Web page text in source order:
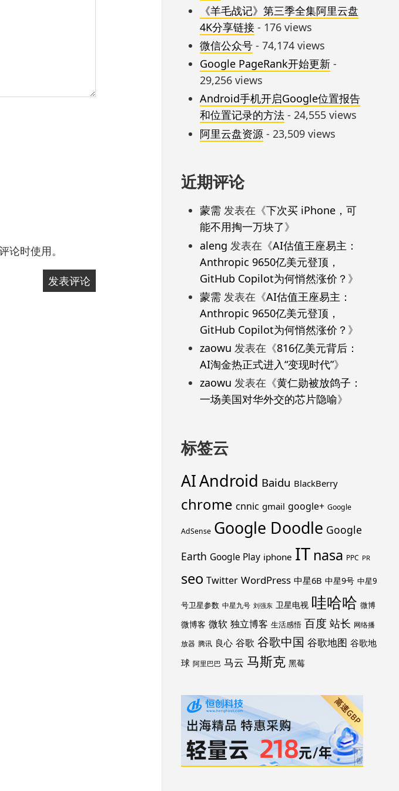
时使用。
《羊毛战记》第三季全集阿里云盘
4K分享链接- 176 views
微信公众号- 74,174 views
Google PageRank开始更新-
29,256 views
Android手机开启Google位置报告
和位置记录的方法- 24,555 views
阿里云盘资源- 23,509 views
近期评论
蒙需发表在《下次买 iPhone，可
能不用掏一万块了》
aleng 发表在《AI估值王座易主：
Anthropic 9650亿美元登顶，
GitHub Copilot为何悄然涨价？ 》
蒙需发表在《AI估值王座易主：
Anthropic 9650亿美元登顶，
GitHub Copilot为何悄然涨价？ 》
zaowu 发表在《816亿美元背后：
AI淘金热正式进入“变现时代”》
zaowu 发表在《黄仁勋被放鸽子：
一场美国对华外交的芯片隐喻》
标签云
AIAndroid Baidu BlackBerry
chrome cnnic gmail google+ Google
AdSense Google Doodle Google
Earth Google Play iphone IT nasa PPC PR
seo Twitter WordPress 中星6B 中星9号 中星9
号卫星参数 中星九号 刘强东 卫星电视 哇哈哈 微博
微博客 微软 独立博客 生活感悟 百度 站长 网络播
放器 腾讯 良心 谷歌 谷歌中国 谷歌地图 谷歌地
球 阿里巴巴 马云 马斯克 黑莓